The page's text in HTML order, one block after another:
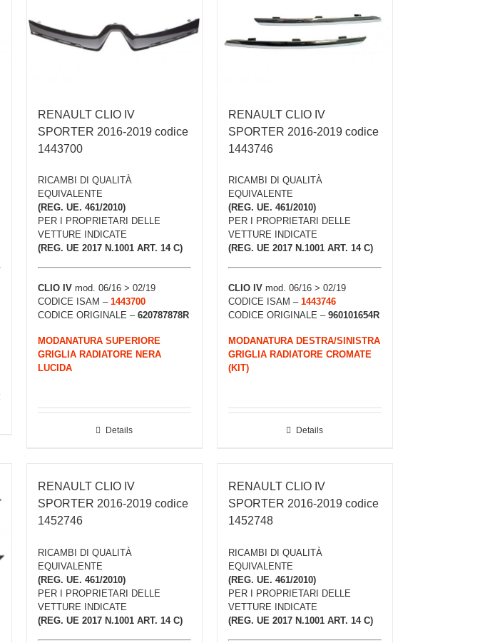
RENAULT CLIO IV
SPORTER 2016-2019 codice
1443700
RICAMBI DI QUALITÀ
EQUIVALENTE
(REG. UE. 461/2010)
PER I PROPRIETARI DELLE
VETTURE INDICATE
(REG. UE 2017 N.1001 ART. 14 C)
CLIO IVmod. 06/16 > 02/19
CODICE ISAM – 1443700
CODICE ORIGINALE – 620787878R
MODANATURA SUPERIORE
GRIGLIA RADIATORE NERA
LUCIDA
Details
RENAULT CLIO IV
SPORTER 2016-2019 codice
1443746
RICAMBI DI QUALITÀ
EQUIVALENTE
(REG. UE. 461/2010)
PER I PROPRIETARI DELLE
VETTURE INDICATE
(REG. UE 2017 N.1001 ART. 14 C)
CLIO IVmod. 06/16 > 02/19
CODICE ISAM – 1443746
CODICE ORIGINALE – 960101654R
MODANATURA DESTRA/SINISTRA
GRIGLIA RADIATORE CROMATE
(KIT)
Details
RENAULT CLIO IV
SPORTER 2016-2019 codice
1452746
RICAMBI DI QUALITÀ
EQUIVALENTE
(REG. UE. 461/2010)
PER I PROPRIETARI DELLE
VETTURE INDICATE
(REG. UE 2017 N.1001 ART. 14 C)
RENAULT CLIO IV
SPORTER 2016-2019 codice
1452748
RICAMBI DI QUALITÀ
EQUIVALENTE
(REG. UE. 461/2010)
PER I PROPRIETARI DELLE
VETTURE INDICATE
(REG. UE 2017 N.1001 ART. 14 C)